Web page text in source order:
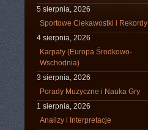
5 sierpnia, 2026
Sportowe Ciekawostki i Rekordy
4 sierpnia, 2026
Karpaty (Europa Środkowo-
Wschodnia)
3 sierpnia, 2026
Porady Muzyczne i Nauka Gry
1 sierpnia, 2026
Analizy i Interpretacje